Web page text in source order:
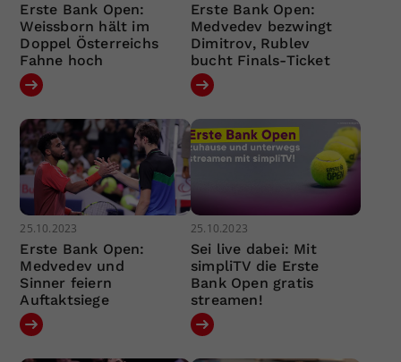
Erste Bank Open:
Weissborn hält im
Doppel Österreichs
Fahne hoch
Erste Bank Open:
Medvedev bezwingt
Dimitrov, Rublev
bucht Finals-Ticket
25.10.2023
Erste Bank Open:
Medvedev und
Sinner feiern
Auftaktsiege
25.10.2023
Sei live dabei: Mit
simpliTV die Erste
Bank Open gratis
streamen!